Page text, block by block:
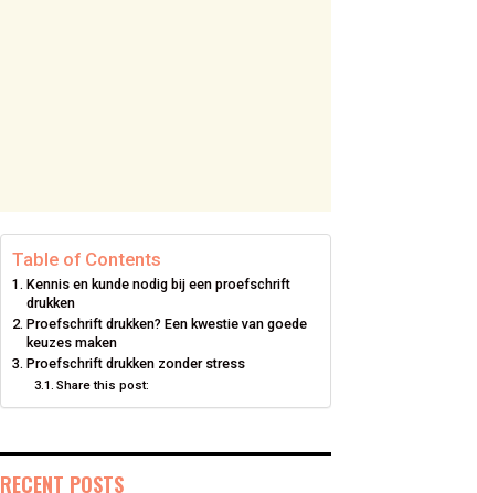
Table of Contents
Kennis en kunde nodig bij een proefschrift
drukken
Proefschrift drukken? Een kwestie van goede
keuzes maken
Proefschrift drukken zonder stress
Share this post:
RECENT POSTS